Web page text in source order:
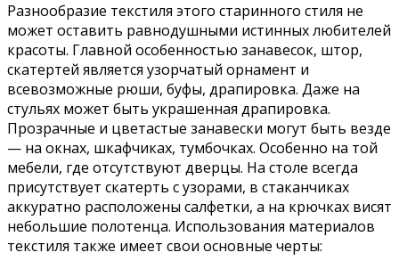
Разнообразие текстиля этого старинного стиля не
может оставить равнодушными истинных любителей
красоты. Главной особенностью занавесок, штор,
скатертей является узорчатый орнамент и
всевозможные рюши, буфы, драпировка. Даже на
стульях может быть украшенная драпировка.
Прозрачные и цветастые занавески могут быть везде
— на окнах, шкафчиках, тумбочках. Особенно на той
мебели, где отсутствуют дверцы. На столе всегда
присутствует скатерть с узорами, в стаканчиках
аккуратно расположены салфетки, а на крючках висят
небольшие полотенца. Использования материалов
текстиля также имеет свои основные черты: